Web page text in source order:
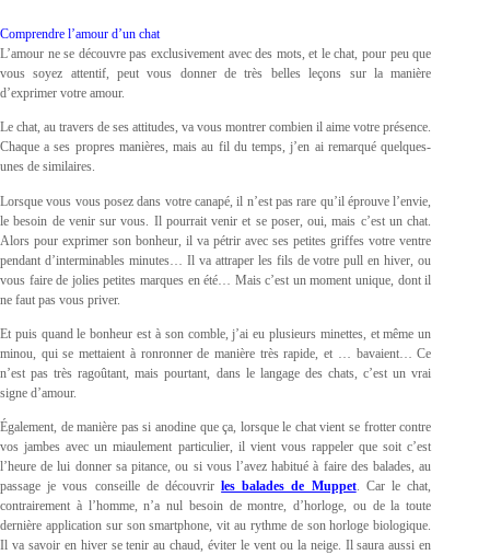
Comprendre l’amour d’un chat
L’amour ne se découvre pas exclusivement avec des mots, et le chat, pour peu que
vous soyez attentif, peut vous donner de très belles leçons sur la manière
d’exprimer votre amour.
Le chat, au travers de ses attitudes, va vous montrer combien il aime votre présence.
Chaque a ses propres manières, mais au fil du temps, j’en ai remarqué quelques-
unes de similaires.
Lorsque vous vous posez dans votre canapé, il n’est pas rare qu’il éprouve l’envie,
le besoin de venir sur vous. Il pourrait venir et se poser, oui, mais c’est un chat.
Alors pour exprimer son bonheur, il va pétrir avec ses petites griffes votre ventre
pendant d’interminables minutes… Il va attraper les fils de votre pull en hiver, ou
vous faire de jolies petites marques en été… Mais c’est un moment unique, dont il
ne faut pas vous priver.
Et puis quand le bonheur est à son comble, j’ai eu plusieurs minettes, et même un
minou, qui se mettaient à ronronner de manière très rapide, et … bavaient… Ce
n’est pas très ragoûtant, mais pourtant, dans le langage des chats, c’est un vrai
signe d’amour.
Également, de manière pas si anodine que ça, lorsque le chat vient se frotter contre
vos jambes avec un miaulement particulier, il vient vous rappeler que soit c’est
l’heure de lui donner sa pitance, ou si vous l’avez habitué à faire des balades, au
passage je vous conseille de découvrirles balades de Muppet. Car le chat,
contrairement à l’homme, n’a nul besoin de montre, d’horloge, ou de la toute
dernière application sur son smartphone, vit au rythme de son horloge biologique.
Il va savoir en hiver se tenir au chaud, éviter le vent ou la neige. Il saura aussi en